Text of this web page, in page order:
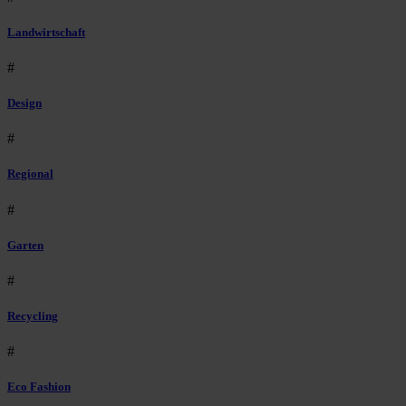
Landwirtschaft
#
Design
#
Regional
#
Garten
#
Recycling
#
Eco Fashion